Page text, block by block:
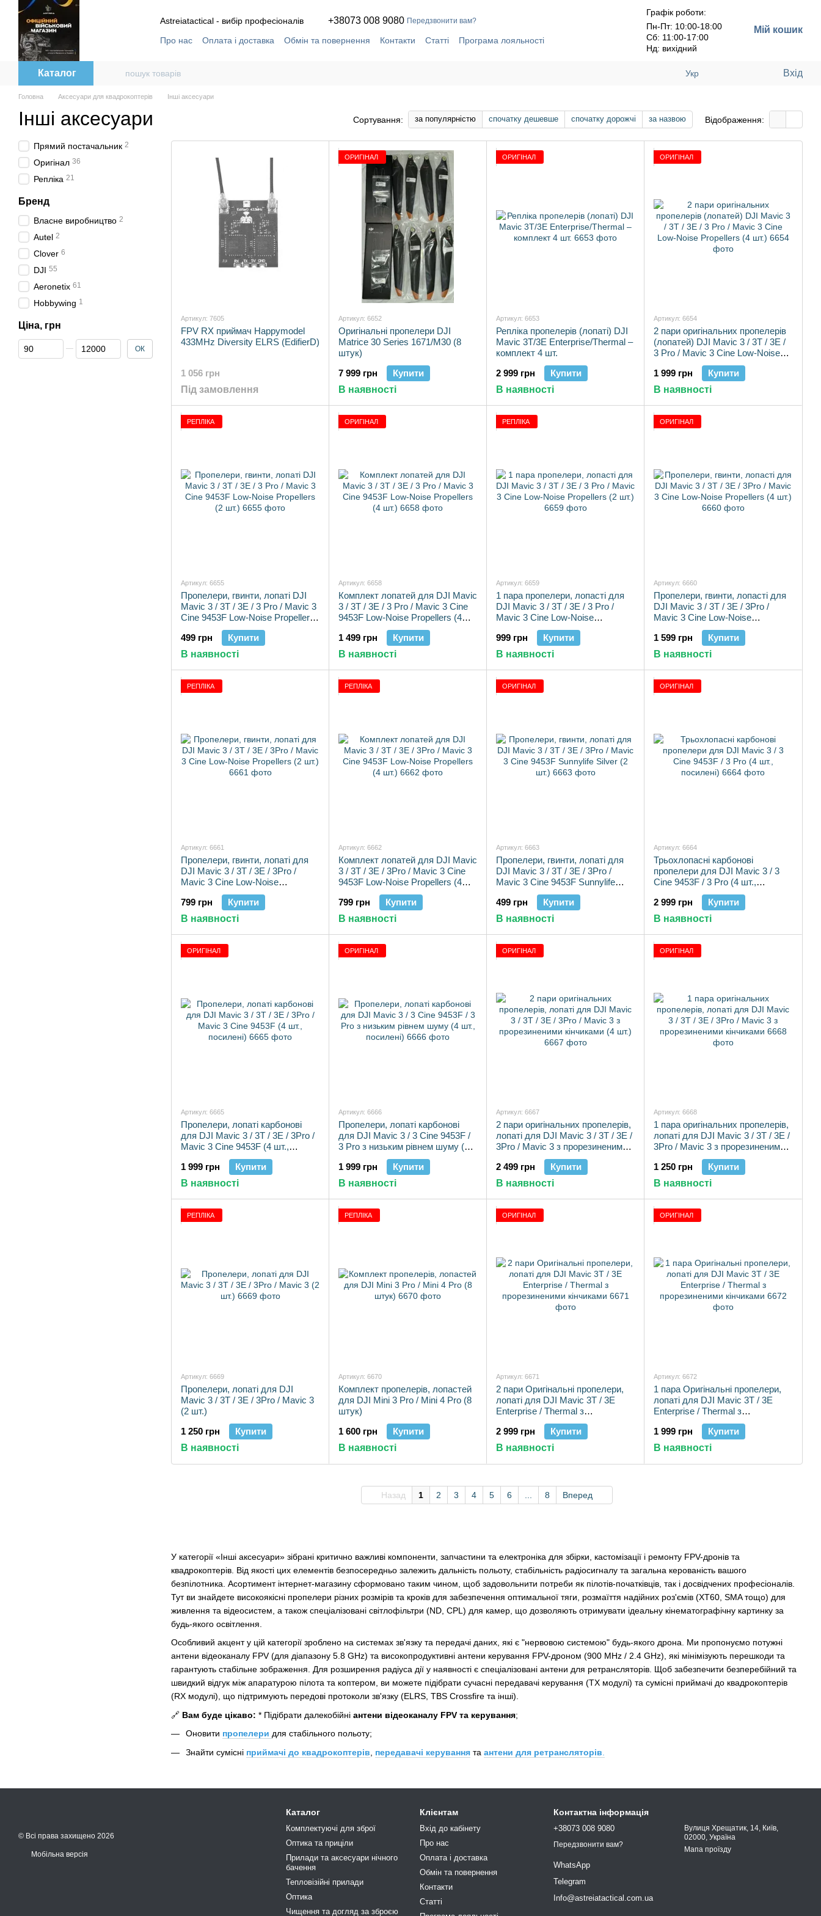
Перейти до основного контенту
Astreiatactical - вибір професіоналів
+38073 008 9080 Передзвонити вам?
Про нас Оплата і доставка Обмін та повернення Контакти Статті
Програма лояльності
Графік роботи:
Пн-Пт: 10:00-18:00
Сб: 11:00-17:00
Нд: вихідний
Мій кошик
Каталог Укр Вхід
Головна Аксесуари для квадрокоптерів Інші аксесуари
Інші аксесуари Сортування: за популярністю спочатку дешевше спочатку дорожчі за назвою Відображення:
У категорії «Інші аксесуари» зібрані критично важливі компоненти, запчастини та електроніка для збірки, кастомізації і ремонту FPV-дронів та
квадрокоптерів. Від якості цих елементів безпосередньо залежить дальність польоту, стабільність радіосигналу та загальна керованість вашого
безпілотника. Асортимент інтернет-магазину сформовано таким чином, щоб задовольнити потреби як пілотів-початківців, так і досвідчених професіоналів.
Тут ви знайдете високоякісні пропелери різних розмірів та кроків для забезпечення оптимальної тяги, розмаїття надійних роз'ємів (XT60, SMA тощо) для
живлення та відеосистем, а також спеціалізовані світлофільтри (ND, CPL) для камер, що дозволяють отримувати ідеальну кінематографічну картинку за
будь-якого освітлення.
Особливий акцент у цій категорії зроблено на системах зв'язку та передачі даних, які є "нервовою системою" будь-якого дрона. Ми пропонуємо потужні
антени відеоканалу FPV (для діапазону 5.8 GHz) та високопродуктивні антени керування FPV-дроном (900 MHz / 2.4 GHz), які мінімізують перешкоди та
гарантують стабільне зображення. Для розширення радіуса дії у наявності є спеціалізовані антени для ретрансляторів. Щоб забезпечити безперебійний та
швидкий відгук між апаратурою пілота та коптером, ви можете підібрати сучасні передавачі керування (TX модулі) та сумісні приймачі до квадрокоптерів
(RX модулі), що підтримують передові протоколи зв'язку (ELRS, TBS Crossfire та інші).
🔗 Вам буде цікаво: * Підібрати далекобійні антени відеоканалу FPV та керування;
Оновити пропелери для стабільного польоту;
Знайти сумісні приймачі до квадрокоптерів передавачі керування та антени для ретрансляторів
Артикул: 7605
FPV RX приймач Happymodel
433MHz Diversity ELRS (EdifierD)
1 056 грн
Під замовлення
ОРИГІНАЛ
Артикул: 6652
Оригінальні пропелери DJI
Matrice 30 Series 1671/M30 (8
штук)
7 999 грн
Купити
В наявності
ОРИГІНАЛ
Артикул: 6653
Репліка пропелерів (лопаті) DJI
Mavic 3T/3E Enterprise/Thermal –
комплект 4 шт.
2 999 грн
Купити
В наявності
ОРИГІНАЛ
Артикул: 6654
2 пари оригінальних пропелерів
(лопатей) DJI Mavic 3 / 3T / 3E /
3 Pro / Mavic 3 Cine Low-Noise
Propellers (4 шт.)
1 999 грн
Купити
В наявності
РЕПЛІКА
Артикул: 6655
Пропелери, гвинти, лопаті DJI
Mavic 3 / 3T / 3E / 3 Pro / Mavic 3
Cine 9453F Low-Noise Propellers
499 грн
Купити
В наявності
ОРИГІНАЛ
Артикул: 6658
Комплект лопатей для DJI Mavic
3 / 3T / 3E / 3 Pro / Mavic 3 Cine
9453F Low-Noise Propellers (4
1 499 грн
Купити
В наявності
РЕПЛІКА
Артикул: 6659
1 пара пропелери, лопасті для
DJI Mavic 3 / 3T / 3E / 3 Pro /
Mavic 3 Cine Low-Noise
Propellers (2 шт.)
999 грн
Купити
В наявності
ОРИГІНАЛ
Артикул: 6660
Пропелери, гвинти, лопасті для
DJI Mavic 3 / 3T / 3E / 3Pro /
Mavic 3 Cine Low-Noise
Propellers (4 шт.)
1 599 грн
Купити
В наявності
РЕПЛІКА
Артикул: 6661
Пропелери, гвинти, лопаті для
DJI Mavic 3 / 3T / 3E / 3Pro /
Mavic 3 Cine Low-Noise
Propellers (2 шт.)
799 грн
Купити
В наявності
РЕПЛІКА
Артикул: 6662
Комплект лопатей для DJI Mavic
3 / 3T / 3E / 3Pro / Mavic 3 Cine
9453F Low-Noise Propellers (4
799 грн
Купити
В наявності
ОРИГІНАЛ
Артикул: 6663
Пропелери, гвинти, лопаті для
DJI Mavic 3 / 3T / 3E / 3Pro /
Mavic 3 Cine 9453F Sunnylife
Silver (2 шт.)
499 грн
Купити
В наявності
ОРИГІНАЛ
Артикул: 6664
Трьохлопасні карбонові
пропелери для DJI Mavic 3 / 3
Cine 9453F / 3 Pro (4 шт.,
2 999 грн
Купити
В наявності
ОРИГІНАЛ
Артикул: 6665
Пропелери, лопаті карбонові
для DJI Mavic 3 / 3T / 3E / 3Pro /
Mavic 3 Cine 9453F (4 шт.,
1 999 грн
Купити
В наявності
ОРИГІНАЛ
Артикул: 6666
Пропелери, лопаті карбонові
для DJI Mavic 3 / 3 Cine 9453F /
3 Pro з низьким рівнем шуму (4
шт., посилені)
1 999 грн
Купити
В наявності
ОРИГІНАЛ
Артикул: 6667
2 пари оригінальних пропелерів,
лопаті для DJI Mavic 3 / 3T / 3E /
3Pro / Mavic 3 з прорезиненими
кінчиками (4 шт.)
2 499 грн
Купити
В наявності
ОРИГІНАЛ
Артикул: 6668
1 пара оригінальних пропелерів,
лопаті для DJI Mavic 3 / 3T / 3E /
3Pro / Mavic 3 з прорезиненими
1 250 грн
Купити
В наявності
РЕПЛІКА
Артикул: 6669
Пропелери, лопаті для DJI
Mavic 3 / 3T / 3E / 3Pro / Mavic 3
(2 шт.)
1 250 грн
Купити
В наявності
РЕПЛІКА
Артикул: 6670
Комплект пропелерів, лопастей
для DJI Mini 3 Pro / Mini 4 Pro (8
штук)
1 600 грн
Купити
В наявності
ОРИГІНАЛ
Артикул: 6671
2 пари Оригінальні пропелери,
лопаті для DJI Mavic 3T / 3E
Enterprise / Thermal з
прорезиненими кінчиками
2 999 грн
Купити
В наявності
ОРИГІНАЛ
Артикул: 6672
1 пара Оригінальні пропелери,
лопаті для DJI Mavic 3T / 3E
Enterprise / Thermal з
прорезиненими кінчиками
1 999 грн
Купити
В наявності
Назад 1 2 3 4 5 6 8 Вперед
Прямий постачальник 2
Оригінал 36
Репліка 21
Бренд
Власне виробництво 2
Autel 2
Clover 6
DJI 55
Aeronetix 61
Hobbywing 1
Ціна, грн
Від Ціна, грн
До Ціна, грн ОК
© Всі права захищено 2026
Мобільна версія
Каталог
Комплектуючі для зброї
Оптика та приціли
Прилади та аксесуари нічного
бачення
Тепловізійні прилади
Оптика
Чищення та догляд за зброєю
Клієнтам
Вхід до кабінету
Про нас
Оплата і доставка
Обмін та повернення
Контакти
Статті
Контактна інформація
+38073 008 9080
Передзвонити вам?
WhatsApp
Telegram
Info@astreiatactical.com.ua
Вулиця Хрещатик, 14, Київ,
02000, Україна
Мапа проїзду